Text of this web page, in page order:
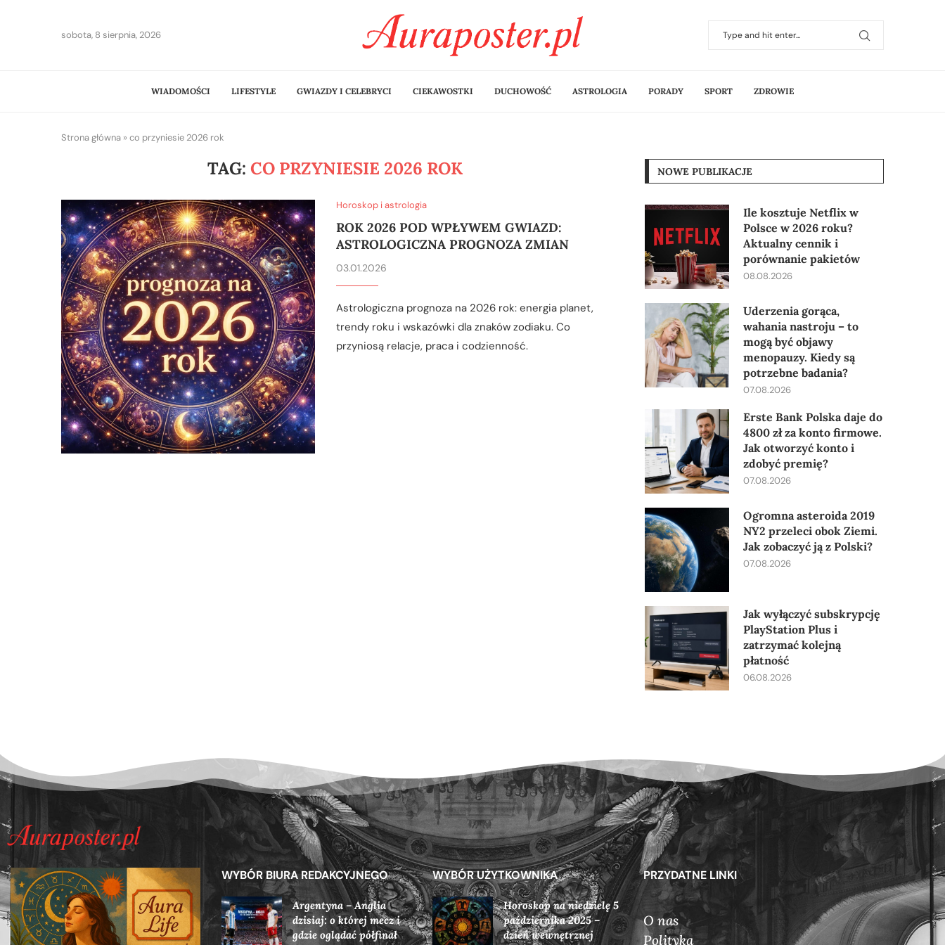
sobota, 8 sierpnia, 2026
WIADOMOŚCI LIFESTYLE GWIAZDY I CELEBRYCI CIEKAWOSTKI DUCHOWOŚĆ ASTROLOGIA PORADY SPORT ZDROWIE
Strona główna » co przyniesie 2026 rok
TAG: CO PRZYNIESIE 2026 ROK
Horoskop i astrologia
ROK 2026 POD WPŁYWEM GWIAZD:
ASTROLOGICZNA PROGNOZA ZMIAN
03.01.2026
Astrologiczna prognoza na 2026 rok: energia planet,
trendy roku i wskazówki dla znaków zodiaku. Co
przyniosą relacje, praca i codzienność.
NOWE PUBLIKACJE
Ile kosztuje Netflix w
Polsce w 2026 roku?
Aktualny cennik i
porównanie pakietów
08.08.2026
Uderzenia gorąca,
wahania nastroju – to
mogą być objawy
menopauzy. Kiedy są
potrzebne badania?
07.08.2026
Erste Bank Polska daje do
4800 zł za konto firmowe.
Jak otworzyć konto i
zdobyć premię?
07.08.2026
Ogromna asteroida 2019
NY2 przeleci obok Ziemi.
Jak zobaczyć ją z Polski?
07.08.2026
Jak wyłączyć subskrypcję
PlayStation Plus i
zatrzymać kolejną
płatność
06.08.2026
WYBÓR BIURA REDAKCYJNEGO
Argentyna – Anglia
dzisiaj: o której mecz i
gdzie oglądać półfinał
WYBÓR UŻYTKOWNIKA
Horoskop na niedzielę 5
października 2025 –
dzień wewnętrznej
PRZYDATNE LINKI
O nas
Polityka